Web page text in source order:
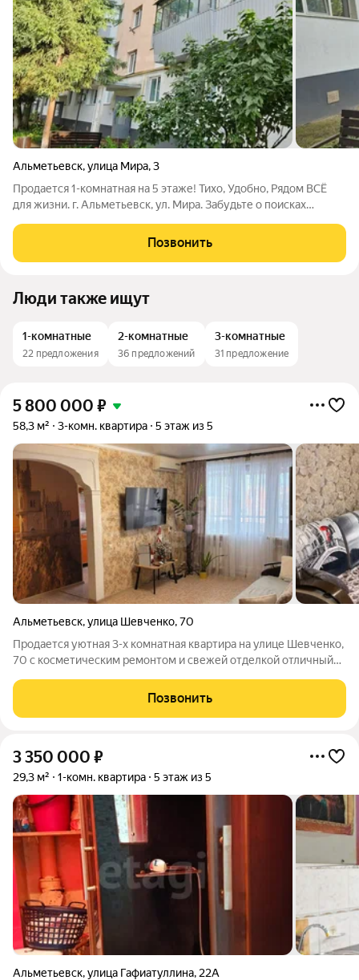
Альметьевск,улица Мира,3
Продается 1-комнатная на 5 этаже! Тихо, Удобно, Рядом ВСЁ
для жизни. г. Альметьевск, ул. Мира. Забудьте о поисках
района Альметьевска, на улице Мира, продается 1-комнатная
квартира. Идеальное
Позвонить
Люди также ищут
1-комнатные
22 предложения
2-комнатные
36 предложений
3-комнатные
31 предложение
5 800 000 ₽
58,3 м² 3-комн. квартира 5 этаж из 5
Альметьевск,улица Шевченко,70
Продается уютная 3-х комнатная квартира на улице Шевченко,
70 с косметическим ремонтом и свежей отделкой отличный
дворе чисто и всегда есть свободные места для парковки.
Квартира тёплая,
Позвонить
3 350 000 ₽
29,3 м² 1-комн. квартира 5 этаж из 5
Альметьевск,улица Гафиатуллина, 22А